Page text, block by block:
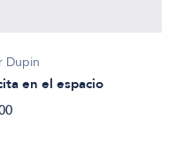
Dupin
en el espacio